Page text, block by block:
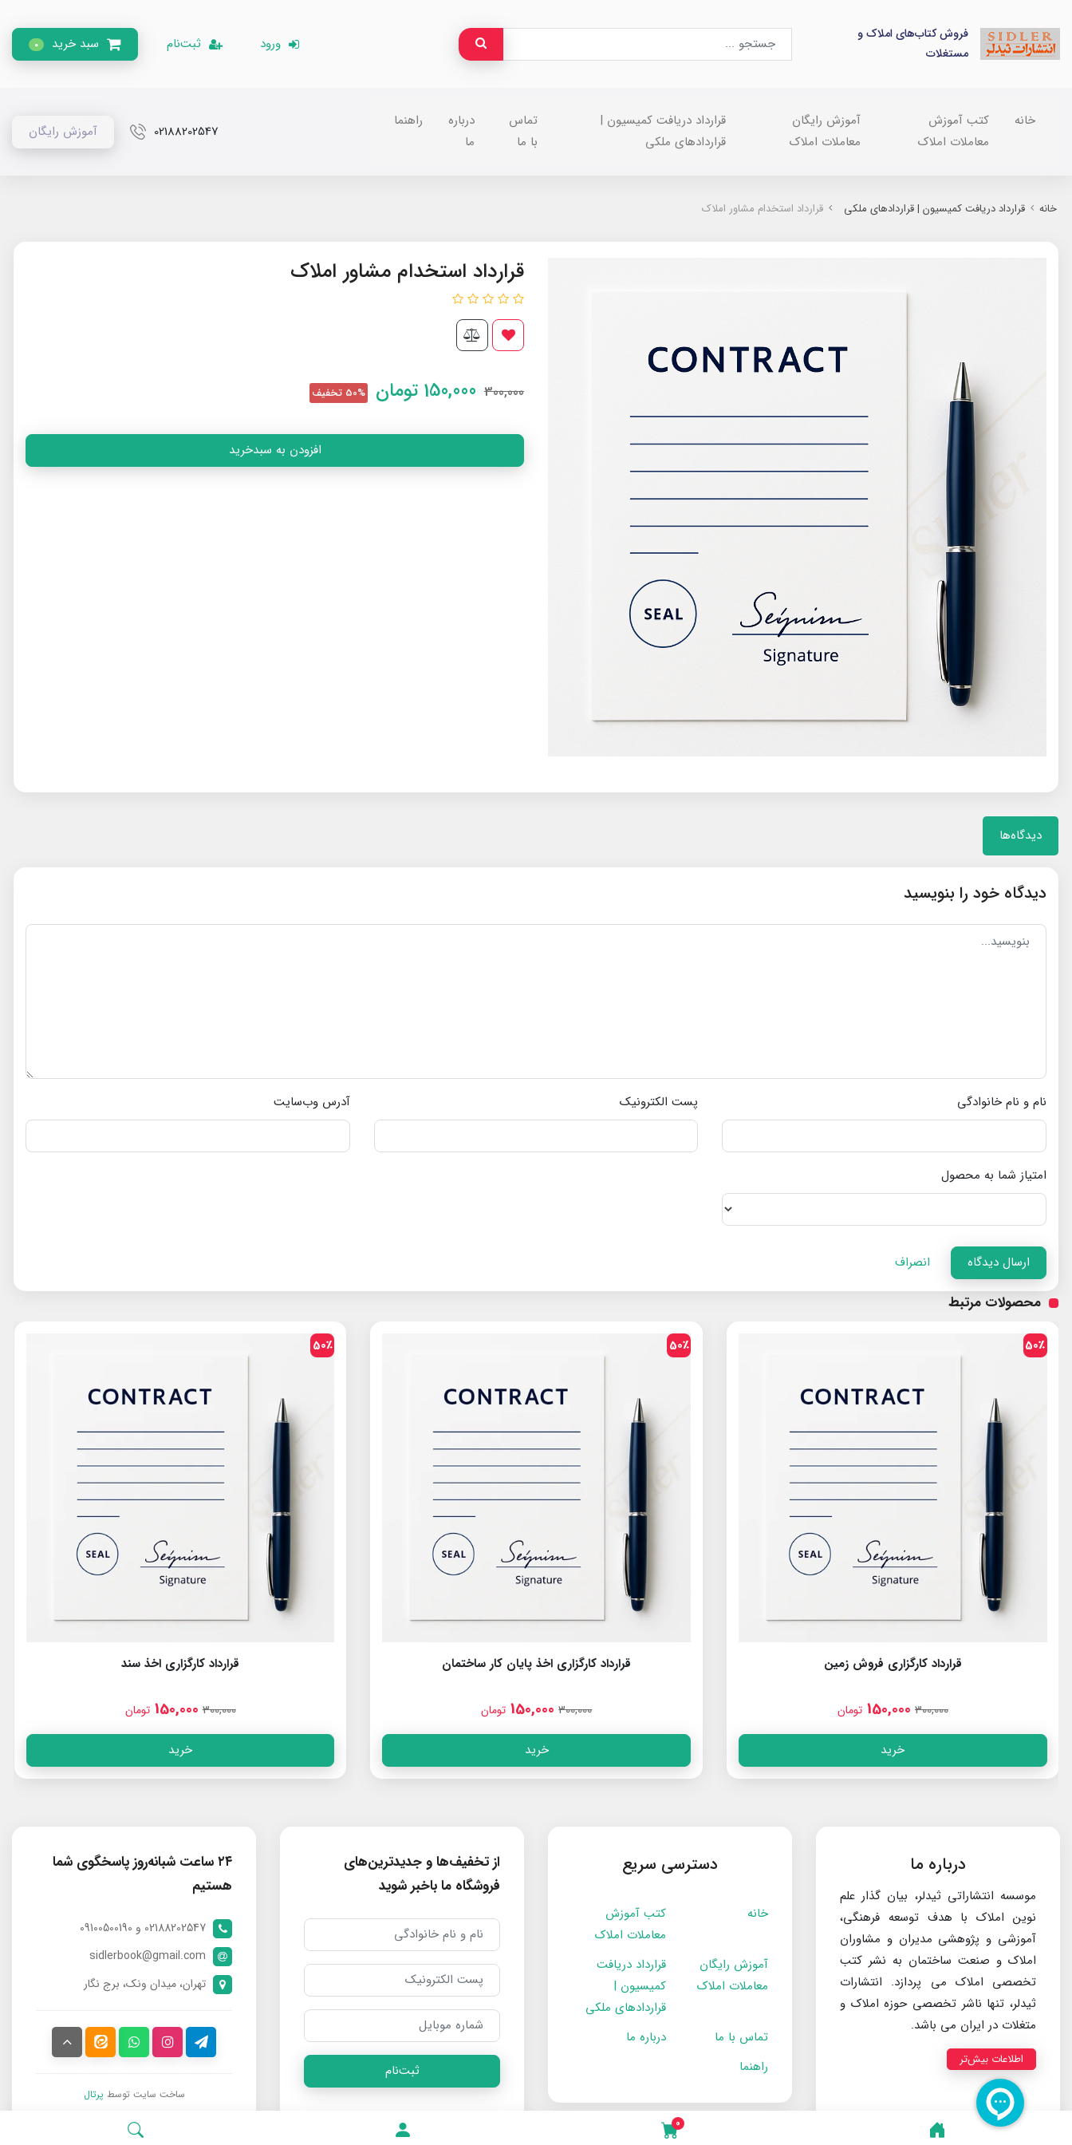
فروش کتاب‌های املاک و
مستغلات
ورود ثبت‌نام سبد خرید 0
خانه
کتب آموزش
معاملات املاک
آموزش رایگان
معاملات املاک
قرارداد دریافت کمیسیون |
قراردادهای ملکی
تماس
با ما
درباره
ما
راهنما
02188202547 آموزش رایگان
0
خانه قرارداد دریافت کمیسیون | قراردادهای ملکی قرارداد استخدام مشاور املاک
قرارداد استخدام مشاور املاک
300,000
150,000 تومان 50% تخفیف
افزودن به سبدخرید
دیدگاه‌ها
دیدگاه خود را بنویسید
نام و نام خانوادگی پست الکترونیک آدرس وب‌سایت
امتیاز شما به محصول
ارسال دیدگاه انصراف
محصولات مرتبط
50٪
قرارداد کارگزاری اخذ پایان کار ساختمان
300,000
150,000 تومان
خرید
50٪
قرارداد کارگزاری اخذ سند
300,000
150,000 تومان
خرید
50٪
مدیر داخلی دفتر املاک | بنگاه املاک - آژانس املاک - دپارتمان
300,000
150,000 تومان
خرید
درباره ما
موسسه انتشاراتی ثیدلر، بیان گذار علم
نوین املاک با هدف توسعه فرهنگی،
آموزشی و پژوهشی مدیران و مشاوران
املاک و صنعت ساختمان به نشر کتب
تخصصی املاک می پردازد. انتشارات
ثیدلر، تنها ناشر تخصصی حوزه املاک و
متغلات در ایران می باشد.
اطلاعات بیش‌تر
دسترسی سریع
خانه
کتب آموزش
معاملات املاک
آموزش رایگان
معاملات املاک
قرارداد دریافت
کمیسیون |
قراردادهای ملکی
تماس با ما
درباره ما
راهنما
از تخفیف‌ها و جدیدترین‌های
فروشگاه ما باخبر شوید
ثبت‌نام
۲۴ ساعت شبانه‌روز پاسخگوی شما
هستیم
02188202547 و 09100500190
sidlerbook@gmail.com
تهران، میدان ونک، برج نگار
ساخت سایت توسط پرتال